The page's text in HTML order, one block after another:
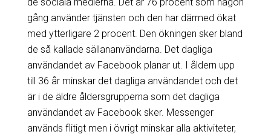
gång använder tjänsten och den har därmed ökat
med ytterligare 2 procent. Den ökningen sker bland
de så kallade sällananvändarna. Det dagliga
användandet av Facebook planar ut. I åldern upp
till 36 år minskar det dagliga användandet och det
är i de äldre åldersgrupperna som det dagliga
användandet av Facebook sker. Messenger
används flitigt men i övrigt minskar alla aktiviteter,